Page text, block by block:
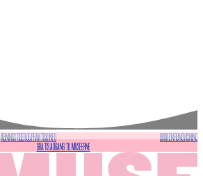
ÅBNINGSTIDER OG PRAKTISK INFO BOOK EN RUNDVISNING
GRATIS ADGANG TIL MUSEERNE